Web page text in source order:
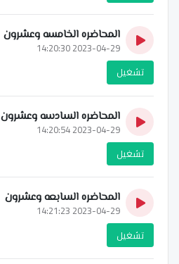
المحاضره الخامسه وعشرون
2023-04-29 14:20:30
تشغيل
المحاضره السادسه وعشرون
2023-04-29 14:20:54
تشغيل
المحاضره السابعه وعشرون
2023-04-29 14:21:23
تشغيل